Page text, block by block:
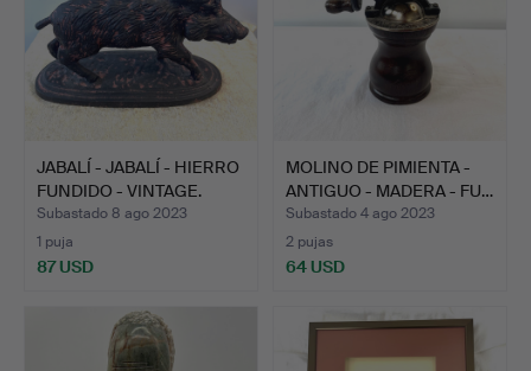
JABALÍ - JABALÍ - HIERRO
FUNDIDO - VINTAGE.
Subastado 8 ago 2023
1 puja
87 USD
MOLINO DE PIMIENTA -
ANTIGUO - MADERA - FU…
Subastado 4 ago 2023
2 pujas
64 USD